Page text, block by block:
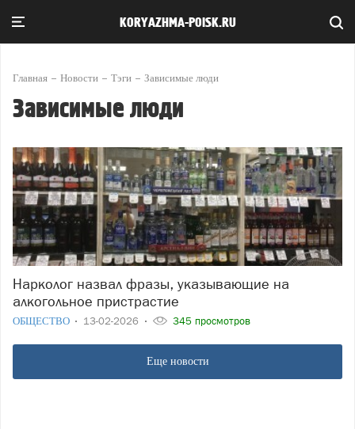
KORYAZHMA-POISK.RU
Главная Новости Тэги Зависимые люди
Зависимые люди
Нарколог назвал фразы, указывающие на
алкогольное пристрастие
ОБЩЕСТВО 13-02-2026 345 просмотров
Еще новости